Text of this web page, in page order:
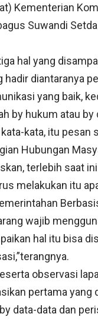
Kementerian
Suwandi
hal yang
hadir diantaranya
yang baik,
by hukum atau by
kata, itu pesan
Hubungan
terlebih saat
melakukan itu
wajib
hal itu bisa
observasi
pertama
data-data dan